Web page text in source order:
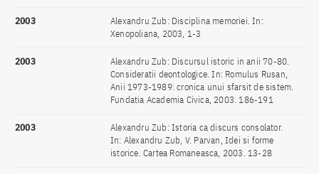
2003
Alexandru Zub: Disciplina memoriei. In:
Xenopoliana, 2003, 1-3
2003
Alexandru Zub: Discursul istoric in anii 70-80.
Consideratii deontologice. In: Romulus Rusan,
Anii 1973-1989: cronica unui sfarsit de sistem.
Fundatia Academia Civica, 2003. 186-191
2003
Alexandru Zub: Istoria ca discurs consolator.
In: Alexandru Zub, V. Parvan, Idei si forme
istorice. Cartea Romaneasca, 2003. 13-28